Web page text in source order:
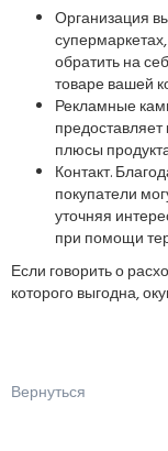
Организация
обратить на
товаре вашей
Рекламные
плюсы
Контакт.
покупатели
уточняя
при помощи
Если говорить о
которого выгодна,
Вернуться